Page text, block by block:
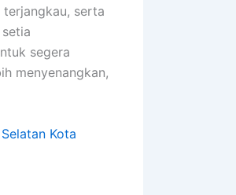
terjangkau, serta
segera
menyenangkan,
Kota